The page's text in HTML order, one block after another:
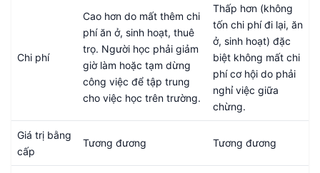
Chi phí
Cao hơn do mất thêm chi
phí ăn ở, sinh hoạt, thuê
trọ. Người học phải giảm
giờ làm hoặc tạm dừng
công việc để tập trung
cho việc học trên trường.
Thấp hơn (không
tốn chi phí đi lại, ăn
ở, sinh hoạt) đặc
biệt không mất chi
phí cơ hội do phải
nghỉ việc giữa
chừng.
Giá trị bằng
cấp
Tương đương Tương đương